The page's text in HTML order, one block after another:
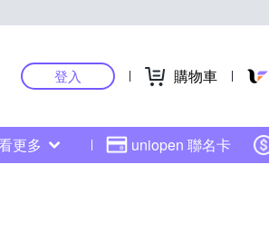
登入 購物車
更多 uniopen 聯名卡